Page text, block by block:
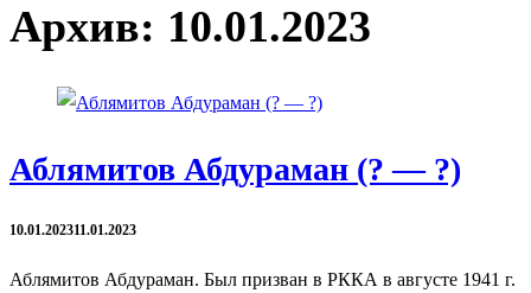
Архив: 10.01.2023
Аблямитов Абдураман (? — ?)
10.01.202311.01.2023
Аблямитов Абдураман. Был призван в РККА в августе 1941 г.